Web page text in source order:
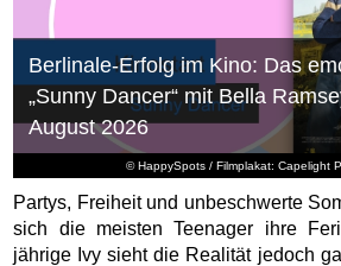
© HappySpots / Filmplakat: Capelight
Berlinale-Erfolg im Kino: Das
„Sunny Dancer“ mit Bella
August 2026
Partys, Freiheit und unbeschwerte
sich die meisten Teenager ihre
jährige Ivy sieht die Realität jedoch